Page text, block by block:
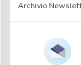
Archivio